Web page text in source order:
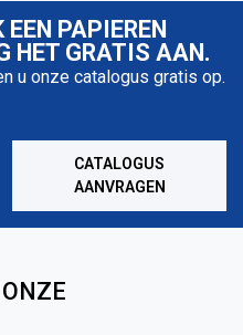
EEN PAPIEREN
HET GRATIS AAN.
u onze catalogus gratis op.
CATALOGUS
AANVRAGEN